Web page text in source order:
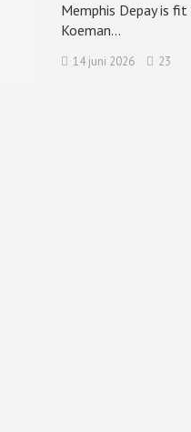
Memphis Depay is
Koeman…
14 juni 2026 23